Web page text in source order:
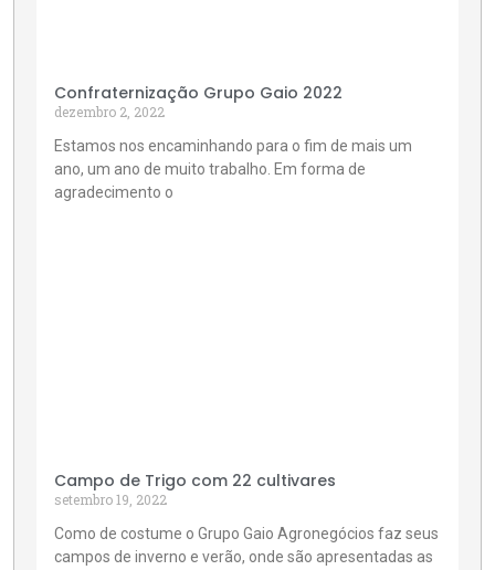
Confraternização Grupo Gaio 2022
dezembro 2, 2022
Estamos nos encaminhando para o fim de mais um
ano, um ano de muito trabalho. Em forma de
agradecimento o
Campo de Trigo com 22 cultivares
setembro 19, 2022
Como de costume o Grupo Gaio Agronegócios faz seus
campos de inverno e verão, onde são apresentadas as